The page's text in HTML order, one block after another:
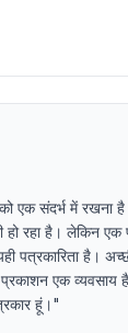
एक संदर्भ में रखना
रहा है। लेकिन एक
है।
एक व्यवसाय
हूं।"